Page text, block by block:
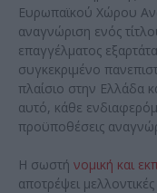
Ευρωπαϊκού Χώρου
αναγνώριση ενός
επαγγέλματος
συγκεκριμένο
πλαίσιο στην Ελλάδα
αυτό, κάθε
προϋποθέσεις
Η σωστή νομική και
αποτρέψει